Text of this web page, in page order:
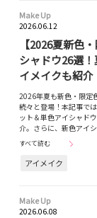
Make Up
2026.06.12
【2026夏新色
シャドウ26選
イメイクも紹介
2026年夏も新色・限定
続々と登場！本記事で
ット＆単色アイシャド
介。さらに、新色アイ
すべて読む
アイメイク
Make Up
2026.06.08